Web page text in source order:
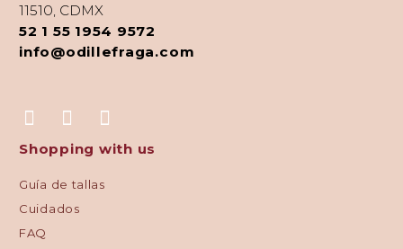
11510, CDMX
52 1 55 1954 9572
info@odillefraga.com
Shopping with us
Guía de tallas
Cuidados
FAQ